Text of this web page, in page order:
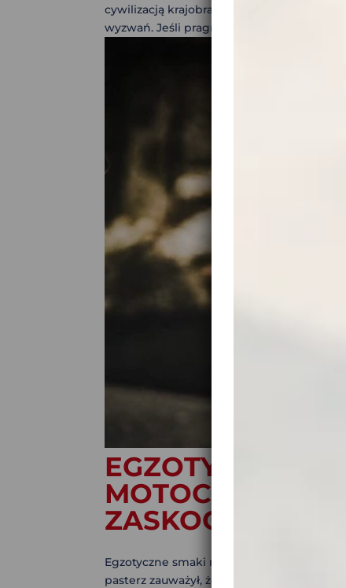
cywilizacją krajobrazy, dni w siodle pełne
wyzwań. Jeśli pragniesz niezapomnianej
EGZOTYCZNE
ZASKOCZYĆ
Egzotyczne smaki na wyprawie
pasterz zauważył, że jego kozy są